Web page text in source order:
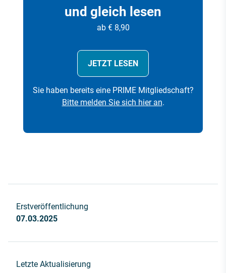
und gleich lesen
ab € 8,90
JETZT LESEN
Sie haben bereits eine PRIME Mitgliedschaft?
Bitte melden Sie sich hier an.
Erstveröffentlichung
07.03.2025
Letzte Aktualisierung